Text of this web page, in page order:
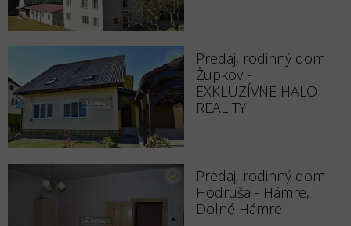
Predaj, rodinný dom
Župkov -
EXKLUZÍVNE HALO
REALITY
Predaj, rodinný dom
Hodruša - Hámre,
Dolné Hámre